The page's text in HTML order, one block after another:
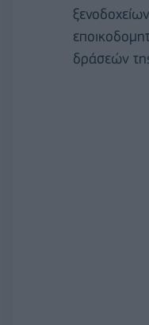
δράσεών